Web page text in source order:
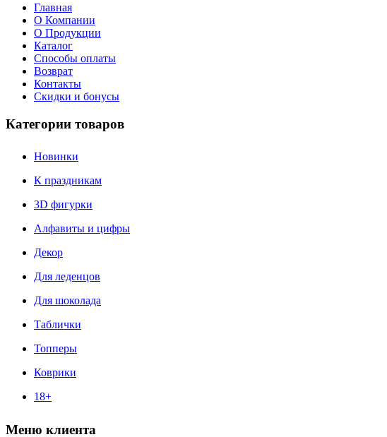
Главная
О Компании
О Продукции
Каталог
Способы оплаты
Возврат
Контакты
Скидки и бонусы
Категории товаров
Новинки
К праздникам
3D фигурки
Алфавиты и цифры
Декор
Для леденцов
Для шоколада
Таблички
Топперы
Коврики
18+
Меню клиента